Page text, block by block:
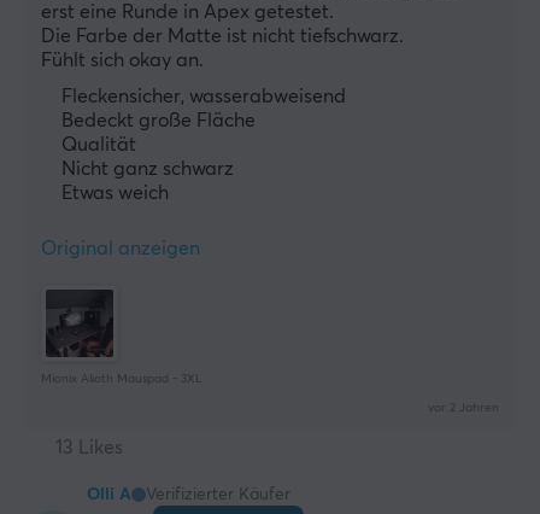
erst eine Runde in Apex getestet.
Die Farbe der Matte ist nicht tiefschwarz.
Fühlt sich okay an.
Fleckensicher, wasserabweisend
Bedeckt große Fläche
Qualität
Nicht ganz schwarz
Etwas weich
Original anzeigen
Mionix Alioth Mauspad - 3XL
vor 2 Jahren
13 Likes
Olli A
Verifizierter Käufer